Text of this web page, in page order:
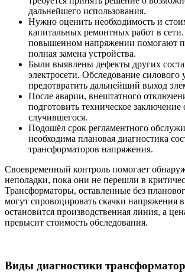
дальнейшего использования.
Нужно оценить необходимость и
капитальных ремонтных работ в
повышенном напряжении помогают
полная замена устройства.
Были выявлены дефекты других
электросети. Обследование силового
предотвратить дальнейший выход
После аварии, внештатного
подготовить техническое
случившегося.
Подошёл срок регламентного
необходима плановая диагностика
трансформаторов напряжения.
Своевременный контроль помогает
неполадки, пока они не перешли в
Трансформаторы, оставленные без
могут спровоцировать скачки напряжения в
остановится производственная линия, а
превысит стоимость обследования.
Виды диагностики